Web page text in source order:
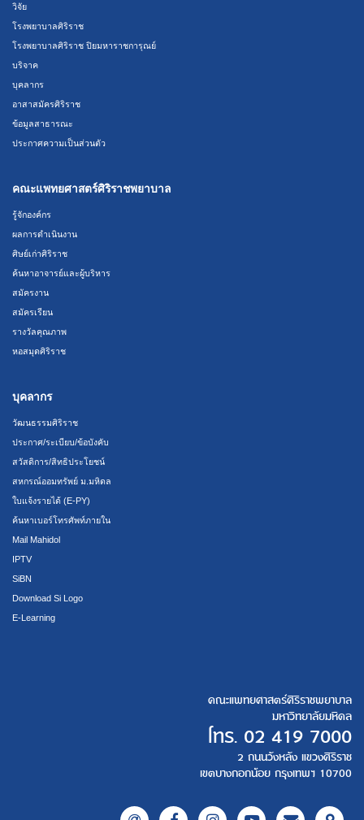
วิจัย
โรงพยาบาลศิริราช
โรงพยาบาลศิริราช ปิยมหาราชการุณย์
บริจาค
บุคลากร
อาสาสมัครศิริราช
ข้อมูลสาธารณะ
ประกาศความเป็นส่วนตัว
คณะแพทยศาสตร์ศิริราชพยาบาล
รู้จักองค์กร
ผลการดำเนินงาน
ศิษย์เก่าศิริราช
ค้นหาอาจารย์และผู้บริหาร
สมัครงาน
สมัครเรียน
รางวัลคุณภาพ
หอสมุดศิริราช
บุคลากร
วัฒนธรรมศิริราช
ประกาศ/ระเบียบ/ข้อบังคับ
สวัสดิการ/สิทธิประโยชน์
สหกรณ์ออมทรัพย์ ม.มหิดล
ใบแจ้งรายได้ (E-PY)
ค้นหาเบอร์โทรศัพท์ภายใน
Mail Mahidol
IPTV
SiBN
Download Si Logo
E-Learning
คณะแพทยศาสตร์ศิริราชพยาบาล
มหาวิทยาลัยมหิดล
โทร. 02 419 7000
2 ถนนวังหลัง แขวงศิริราช
เขตบางกอกน้อย กรุงเทพฯ 10700